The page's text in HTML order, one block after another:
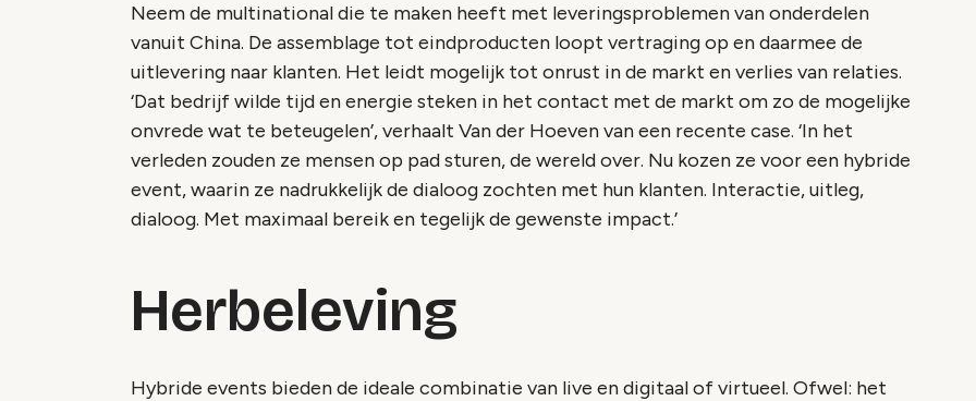
Neem de multinational die te maken heeft met leveringsproblemen van onderdelen
vanuit China. De assemblage tot eindproducten loopt vertraging op en daarmee de
uitlevering naar klanten. Het leidt mogelijk tot onrust in de markt en verlies van relaties.
‘Dat bedrijf wilde tijd en energie steken in het contact met de markt om zo de mogelijke
onvrede wat te beteugelen’, verhaalt Van der Hoeven van een recente case. ‘In het
verleden zouden ze mensen op pad sturen, de wereld over. Nu kozen ze voor een hybride
event, waarin ze nadrukkelijk de dialoog zochten met hun klanten. Interactie, uitleg,
dialoog. Met maximaal bereik en tegelijk de gewenste impact.’
Herbeleving
Hybride events bieden de ideale combinatie van live en digitaal of virtueel. Ofwel: het